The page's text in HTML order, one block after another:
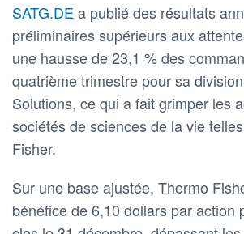
SATG.DE a publié des résultats
préliminaires supérieurs aux
une hausse de 23,1 % des
quatrième trimestre pour sa
Solutions, ce qui a fait grimper les
sociétés de sciences de la vie
Fisher.
Sur une base ajustée, Thermo
bénéfice de 6,10 dollars par action